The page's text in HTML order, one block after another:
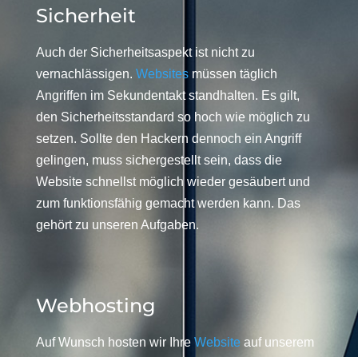
Sicherheit
Auch der Sicherheitsaspekt ist nicht zu
vernachlässigen. Websitesmüssen täglich
Angriffen im Sekundentakt standhalten. Es gilt,
den Sicherheitsstandard so hoch wie möglich zu
setzen. Sollte den Hackern dennoch ein Angriff
gelingen, muss sichergestellt sein, dass die
Website schnellst möglich wieder gesäubert und
zum funktionsfähig gemacht werden kann. Das
gehört zu unseren Aufgaben.
Webhosting
Auf Wunsch hosten wir Ihre Website auf unserem